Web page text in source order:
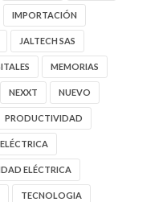
IMPORTACIÓN
JALTECH SAS
MEMORIAS
NEXXT NUEVO
PRODUCTIVIDAD
ELÉCTRICA
TECNOLOGIA